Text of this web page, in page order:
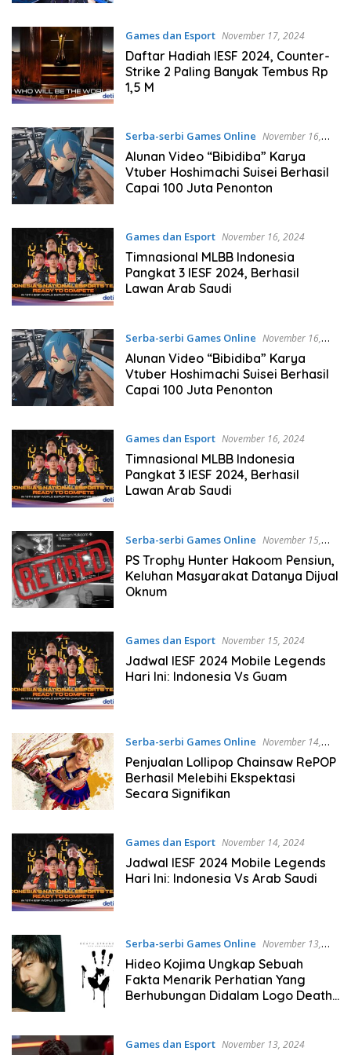
Games dan Esport November 17, 2024
Daftar Hadiah IESF 2024, Counter-
Strike 2 Paling Banyak Tembus Rp
1,5 M
Serba-serbi Games Online November 16,
2024
Alunan Video “Bibidiba” Karya
Vtuber Hoshimachi Suisei Berhasil
Capai 100 Juta Penonton
Games dan Esport November 16, 2024
Timnasional MLBB Indonesia
Pangkat 3 IESF 2024, Berhasil
Lawan Arab Saudi
Serba-serbi Games Online November 16,
2024
Alunan Video “Bibidiba” Karya
Vtuber Hoshimachi Suisei Berhasil
Capai 100 Juta Penonton
Games dan Esport November 16, 2024
Timnasional MLBB Indonesia
Pangkat 3 IESF 2024, Berhasil
Lawan Arab Saudi
Serba-serbi Games Online November 15,
2024
PS Trophy Hunter Hakoom Pensiun,
Keluhan Masyarakat Datanya Dijual
Oknum
Games dan Esport November 15, 2024
Jadwal IESF 2024 Mobile Legends
Hari Ini: Indonesia Vs Guam
Serba-serbi Games Online November 14,
2024
Penjualan Lollipop Chainsaw RePOP
Berhasil Melebihi Ekspektasi
Secara Signifikan
Games dan Esport November 14, 2024
Jadwal IESF 2024 Mobile Legends
Hari Ini: Indonesia Vs Arab Saudi
Serba-serbi Games Online November 13,
2024
Hideo Kojima Ungkap Sebuah
Fakta Menarik Perhatian Yang
Berhubungan Didalam Logo Death
Games dan Esport November 13, 2024